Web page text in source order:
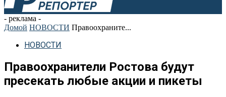
- реклама -
Домой НОВОСТИ Правоохраните...
НОВОСТИ
Правоохранители Ростова будут
пресекать любые акции и пикеты